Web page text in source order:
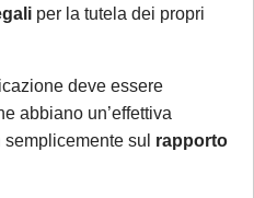
per la tutela dei propri
deve essere
abbiano un’effettiva
semplicemente sul rapporto
e osservazioni con
ricadente nel